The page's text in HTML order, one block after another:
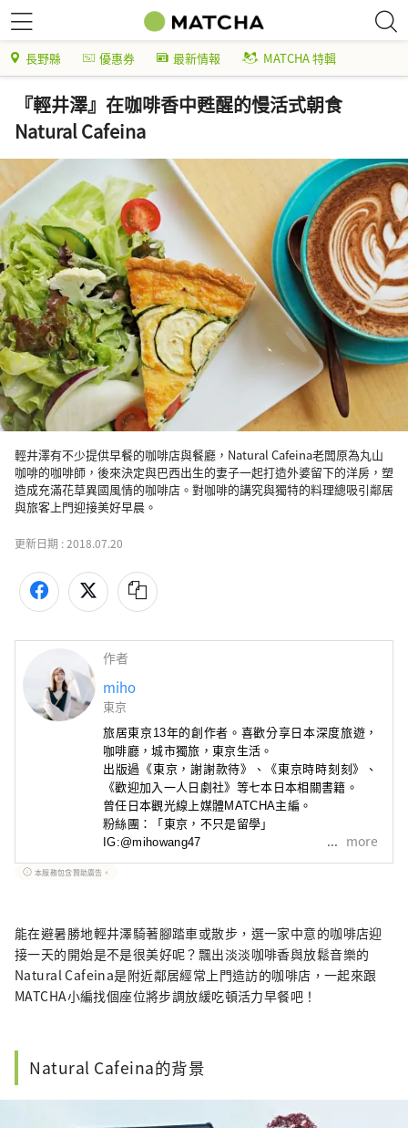
長野縣 優惠券 最新情報 MATCHA 特輯
『輕井澤』在咖啡香中甦醒的慢活式朝食
Natural Cafeina
輕井澤有不少提供早餐的咖啡店與餐廳，Natural Cafeina老闆原為丸山
咖啡的咖啡師，後來決定與巴西出生的妻子一起打造外婆留下的洋房，塑
造成充滿花草異國風情的咖啡店。對咖啡的講究與獨特的料理總吸引鄰居
與旅客上門迎接美好早晨。
更新日期 :2018.07.20
作者
miho
東京
旅居東京13年的創作者。喜歡分享日本深度旅遊，
咖啡廳，城市獨旅，東京生活。
出版過《東京，謝謝款待》
、 《東京時時刻刻》
、
《歡迎加入一人日劇社》 等七本日本相關書籍。
曾任日本觀光線上媒體MATCHA主編。
粉絲團：「東京，不只是留學」
IG:@mihowang47
more
本服務包含贊助廣告。
能在避暑勝地輕井澤騎著腳踏車或散步，選一家中意的咖啡店迎
接一天的開始是不是很美好呢？飄出淡淡咖啡香與放鬆音樂的
Natural Cafeina是附近鄰居經常上門造訪的咖啡店，一起來跟
MATCHA小編找個座位將步調放緩吃頓活力早餐吧！
Natural Cafeina的背景